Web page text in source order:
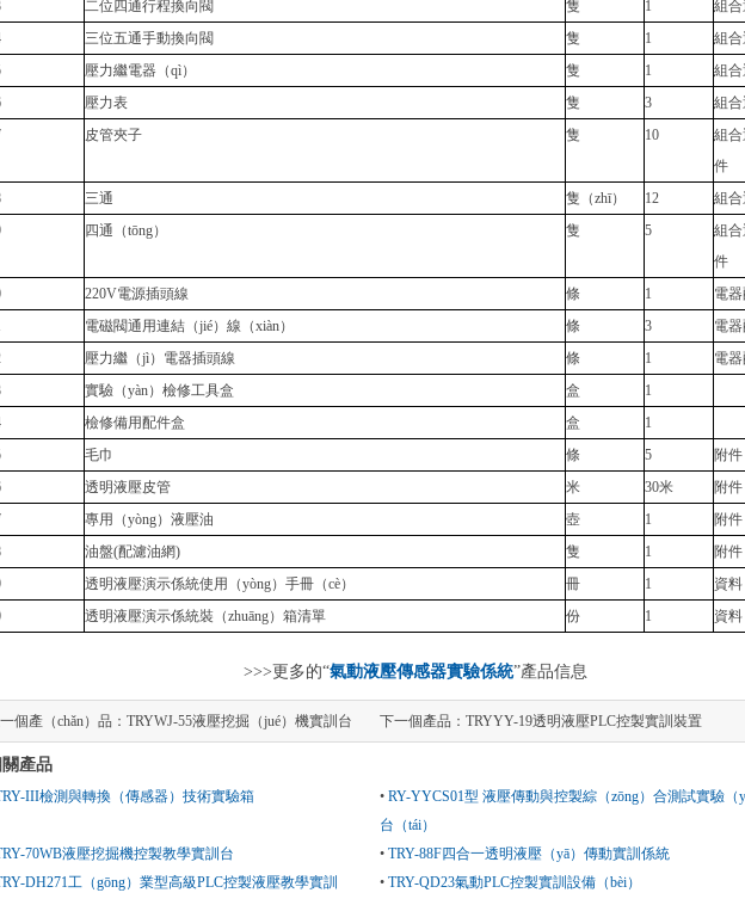
二位四通行程換向閥 隻 1
組
三位五通手動換向閥 隻 1
組
壓力繼電器（qì） 隻 1
組
壓力表 隻 3
組
皮管夾子 隻 10
組合
件
三通 隻（zhī） 12
組
四通（tōng） 隻 5
組合
件
220V電源插頭線 條 1
電
電磁閥通用連結（jié）線（xiàn） 條 3
電
壓力繼（jì）電器插頭線 條 1
電
實驗（yàn）檢修工具盒 盒
1
檢修備用配件盒 盒
1
毛巾 條 5
附件
透明液壓皮管 米 30米
附件
專用（yòng）液壓油 壺 1
附件
油盤(配濾油網) 隻 1
附件
透明液壓演示係統使用（yòng）手冊（cè） 冊 1
資料
透明液壓演示係統裝（zhuāng）箱清單 份 1 資料
>>>更多的“氣動液壓傳感器實驗係統”產品信息
個產（chǎn）品： TRYWJ-55液壓挖掘（jué）機實訓台 下一個產品： TRYYY-19透明液壓PLC控製實訓裝置
產品
III檢測與轉換（傳感器）技術實驗箱 • RY-YYCS01型 液壓傳動與控製綜（zōng）合測試實驗（
台（tái）
70WB液壓挖掘機控製教學實訓台 • TRY-88F四合一透明液壓（yā）傳動實訓係統
DH271工（gōng）業型高級PLC控製液壓教學實訓 • TRY-QD23氣動PLC控製實訓設備（bèi）